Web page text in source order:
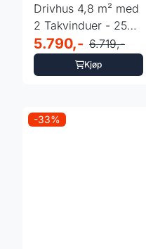
Drivhus 4,8 m² med
2 Takvinduer - 250
× 190 × 195 ...
5.790,- 6.719,-
Kjøp
-33%